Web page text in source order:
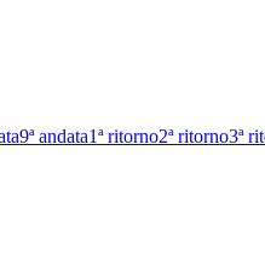
9ª andata1ª ritorno2ª ritorno3ª